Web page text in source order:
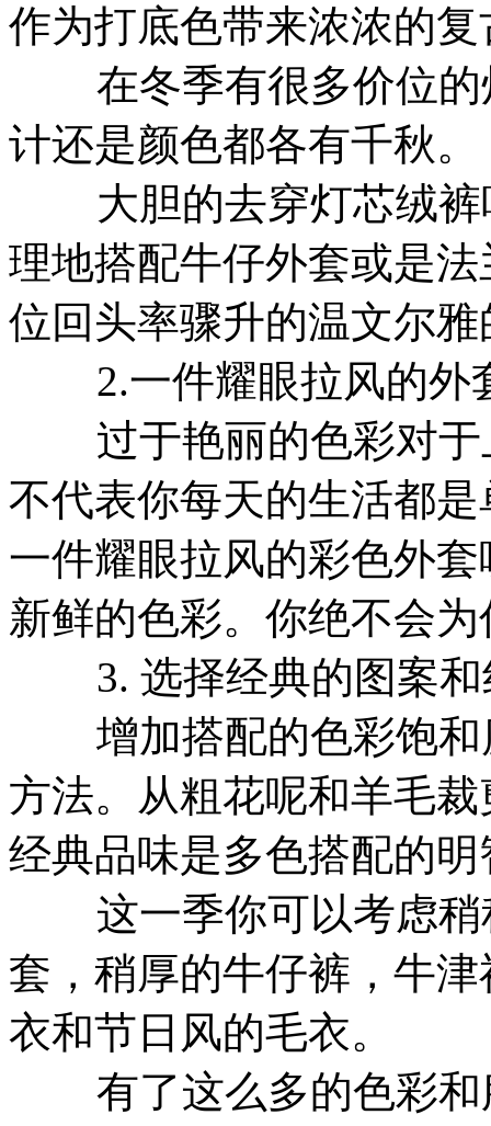
作为打底色带来浓浓的
在冬季有很多价位的
计还是颜色都各有千秋。
大胆的去穿灯芯绒裤
理地搭配牛仔外套或是
位回头率骤升的温文尔
2.一件耀眼拉风的外
过于艳丽的色彩对于
不代表你每天的生活都
一件耀眼拉风的彩色外
新鲜的色彩。你绝不会
3. 选择经典的图案和
增加搭配的色彩饱和
方法。从粗花呢和羊毛
经典品味是多色搭配的
这一季你可以考虑稍
套，稍厚的牛仔裤，牛
衣和节日风的毛衣。
有了这么多的色彩和